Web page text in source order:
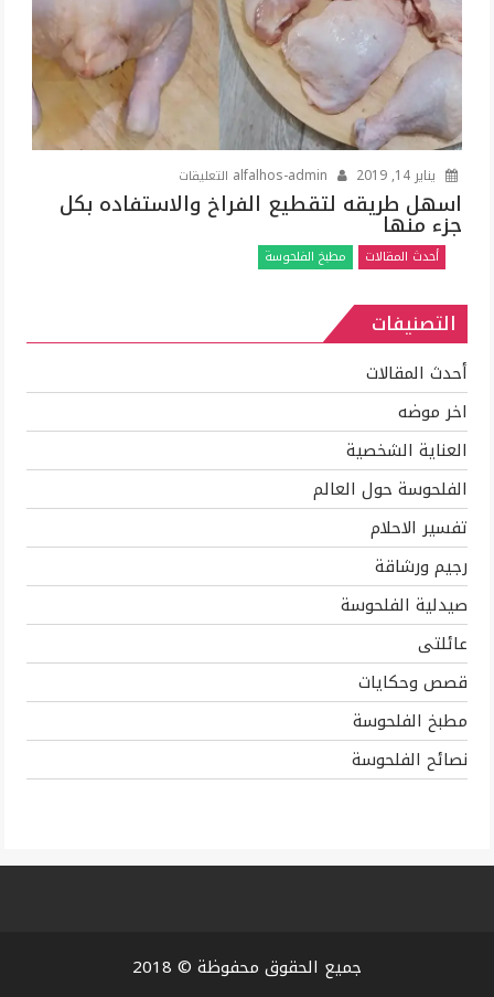
يناير 14, 2019 التعليقات
اسهل
جزء
مغلقة
اسهل طريقه لتقطيع الفراخ والاستفاده بكل
جزء منها
أحدث المقالات مطبخ الفلحوسة
التصنيفات
أحدث المقالات
اخر موضه
العناية الشخصية
الفلحوسة حول العالم
تفسير الاحلام
رجيم ورشاقة
صيدلية الفلحوسة
عائلتى
قصص وحكايات
مطبخ الفلحوسة
نصائح الفلحوسة
جميع الحقوق محفوظة © 2018